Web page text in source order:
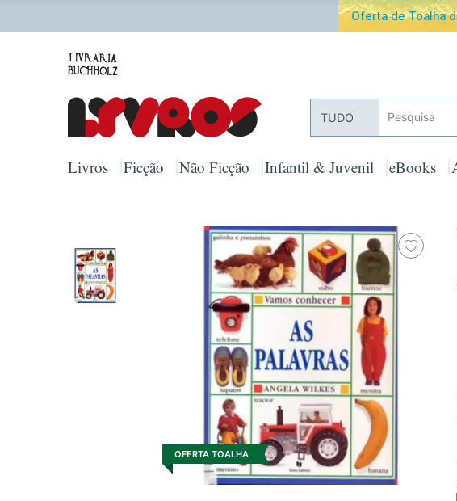
Oferta de Toalha
TUDO
Livros Ficção Não Ficção Infantil & Juvenil eBooks
OFERTA TOALHA